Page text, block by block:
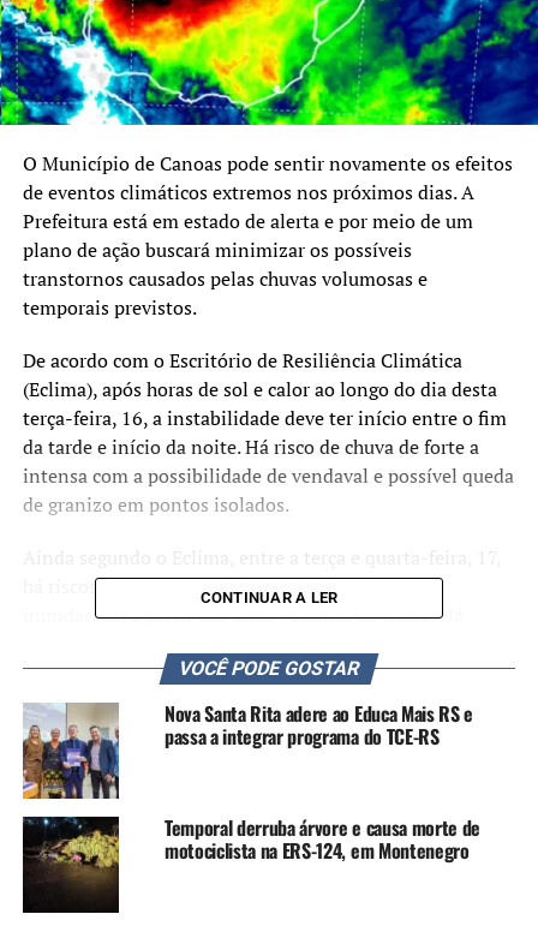
O Município de Canoas pode sentir novamente os efeitos
de eventos climáticos extremos nos próximos dias. A
Prefeitura está em estado de alerta e por meio de um
plano de ação buscará minimizar os possíveis
transtornos causados pelas chuvas volumosas e
temporais previstos.
De acordo com o Escritório de Resiliência Climática
(Eclima), após horas de sol e calor ao longo do dia desta
terça-feira, 16, a instabilidade deve ter início entre o fim
da tarde e início da noite. Há risco de chuva de forte a
intensa com a possibilidade de vendaval e possível queda
de granizo em pontos isolados.
há riscos de transtornos, como alagamentos e
inundações, a partir dos altos volumes de chuva. Há
km/h.
“As projeções meteorológicas indicam que não será
apenas uma simples chuva de verão, mas há risco de
granizo e ventos fortes nesse período. Na quinta-feira,
ainda deve chover na madrugada e depois o tempo
firma”, afirma o secretário adjunto do Eclima, Igor
Sousa.”, afirma o secretário adjunto do Eclima, Igor
CONTINUAR A LER
VOCÊ PODE GOSTAR
Nova Santa Rita adere ao Educa Mais RS e
passa a integrar programa do TCE-RS
Temporal derruba árvore e causa morte de
motociclista na ERS-124, em Montenegro